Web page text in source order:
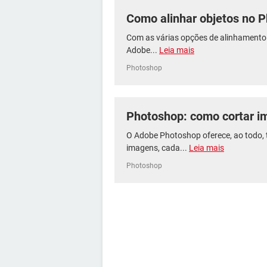
Como alinhar objetos no
Com as várias opções de
Adobe... Leia mais
Photoshop
Photoshop: como cortar
O Adobe Photoshop oferece, ao
imagens, cada... Leia mais
Photoshop